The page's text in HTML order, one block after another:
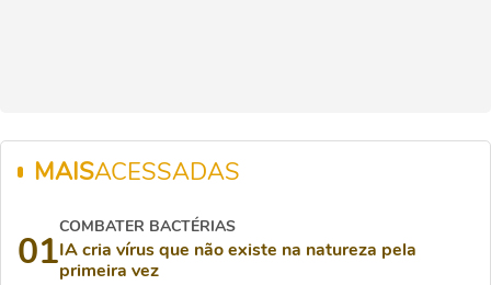
MAISACESSADAS
01
COMBATER BACTÉRIAS
IA cria vírus que não existe na natureza pela
primeira vez